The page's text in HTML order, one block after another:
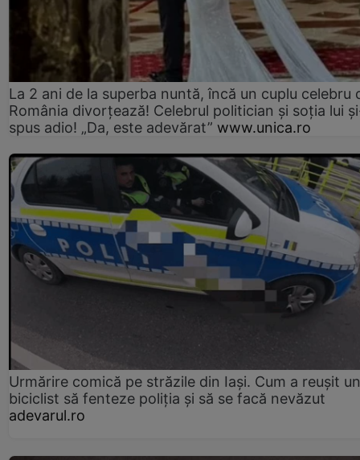
La 2 ani de la superba nuntă, încă un cuplu celebru
România divorțează! Celebrul politician și soția lui
spus adio! „Da, este adevărat” www.unica.ro
Urmărire comică pe străzile din Iași. Cum a reușit un
biciclist să fenteze poliția și să se facă nevăzut
adevarul.ro